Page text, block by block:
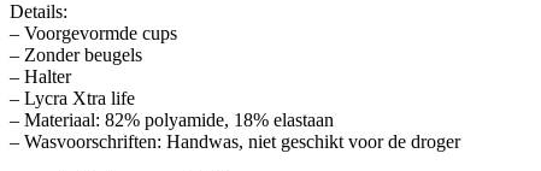
Details:
– Voorgevormde cups
– Zonder beugels
– Halter
– Lycra Xtra life
– Materiaal: 82% polyamide, 18% elastaan
– Wasvoorschriften: Handwas, niet geschikt voor de droger